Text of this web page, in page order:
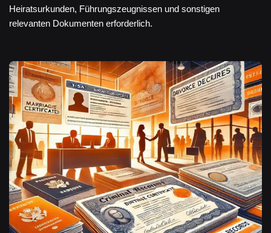
Heiratsurkunden, Führungszeugnissen und sonstigen
relevanten Dokumenten erforderlich.